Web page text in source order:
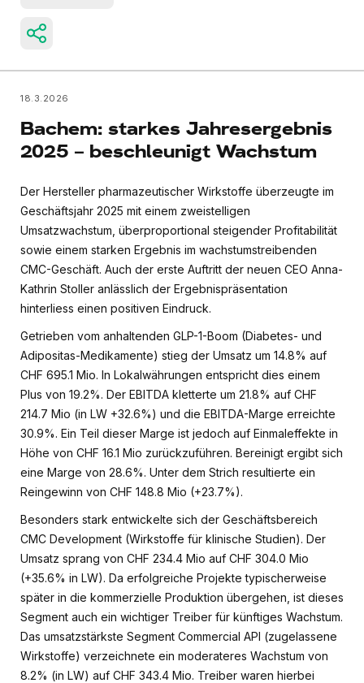
18.3.2026
Bachem: starkes Jahresergebnis
2025 – beschleunigt Wachstum
Der Hersteller pharmazeutischer Wirkstoffe überzeugte im
Geschäftsjahr 2025 mit einem zweistelligen
Umsatzwachstum, überproportional steigender Profitabilität
sowie einem starken Ergebnis im wachstumstreibenden
CMC-Geschäft. Auch der erste Auftritt der neuen CEO Anna-
Kathrin Stoller anlässlich der Ergebnispräsentation
hinterliess einen positiven Eindruck.
Getrieben vom anhaltenden GLP-1-Boom (Diabetes- und
Adipositas-Medikamente) stieg der Umsatz um 14.8% auf
CHF 695.1 Mio. In Lokalwährungen entspricht dies einem
Plus von 19.2%. Der EBITDA kletterte um 21.8% auf CHF
214.7 Mio (in LW +32.6%) und die EBITDA-Marge erreichte
30.9%. Ein Teil dieser Marge ist jedoch auf Einmaleffekte in
Höhe von CHF 16.1 Mio zurückzuführen. Bereinigt ergibt sich
eine Marge von 28.6%. Unter dem Strich resultierte ein
Reingewinn von CHF 148.8 Mio (+23.7%).
Besonders stark entwickelte sich der Geschäftsbereich
CMC Development (Wirkstoffe für klinische Studien). Der
Umsatz sprang von CHF 234.4 Mio auf CHF 304.0 Mio
(+35.6% in LW). Da erfolgreiche Projekte typischerweise
später in die kommerzielle Produktion übergehen, ist dieses
Segment auch ein wichtiger Treiber für künftiges Wachstum.
Das umsatzstärkste Segment Commercial API (zugelassene
Wirkstoffe) verzeichnete ein moderateres Wachstum von
8.2% (in LW) auf CHF 343.4 Mio. Treiber waren hierbei